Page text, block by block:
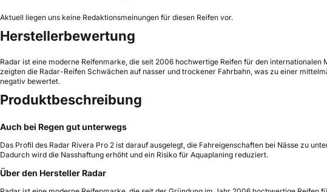
Aktuell liegen uns keine Redaktionsmeinungen für diesen Reifen vor.
Herstellerbewertung
Radar ist eine moderne Reifenmarke, die seit 2006 hochwertige Reifen für den
zeigten die Radar-Reifen Schwächen auf nasser und trockener Fahrbahn, was zu einer
negativ bewertet.
Produktbeschreibung
Auch bei Regen gut unterwegs
Das Profil des Radar Rivera Pro 2 ist darauf ausgelegt, die Fahreigenschaften bei Nässe zu
Dadurch wird die Nasshaftung erhöht und ein Risiko für Aquaplaning reduziert.
Über den Hersteller Radar